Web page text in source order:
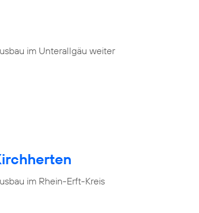
im Unterallgäu weiter
im Rhein-Erft-Kreis